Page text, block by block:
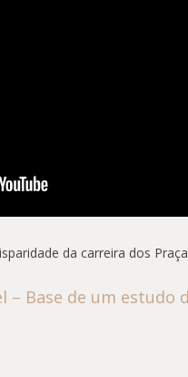
da carreira dos
– Base de um estudo